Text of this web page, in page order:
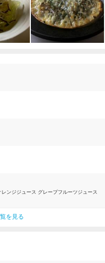
ンジジュース グレープフルーツジュース
を見る